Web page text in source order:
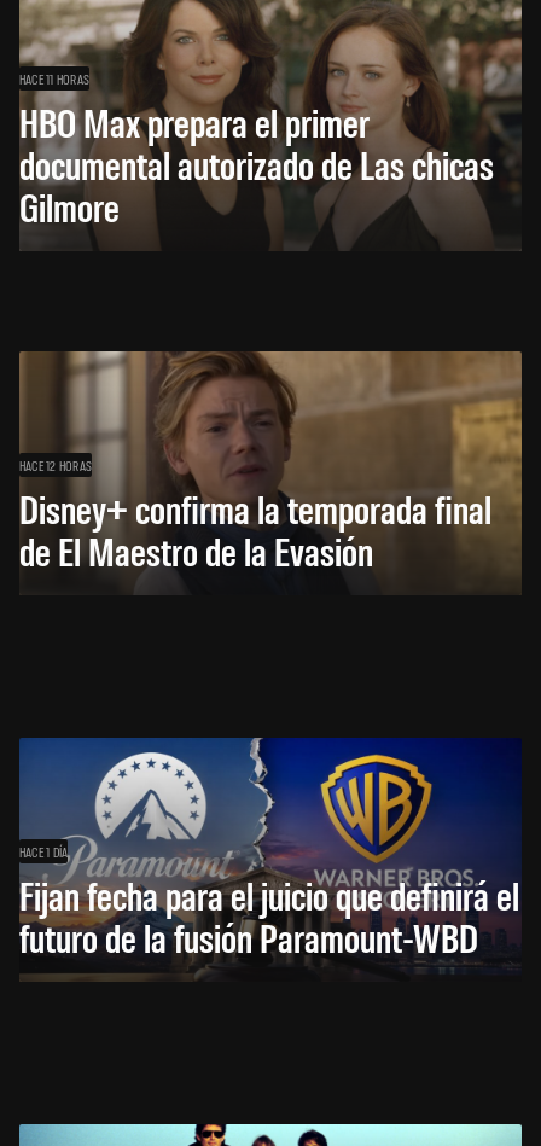
HACE 11 HORAS
HBO Max prepara el primer
documental autorizado de Las chicas
Gilmore
HACE 12 HORAS
Disney+ confirma la temporada final
de El Maestro de la Evasión
HACE 1 DÍA
Fijan fecha para el juicio que definirá el
futuro de la fusión Paramount-WBD